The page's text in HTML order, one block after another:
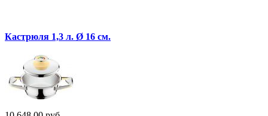
Кастрюля 1,3 л. Ø 16 см.